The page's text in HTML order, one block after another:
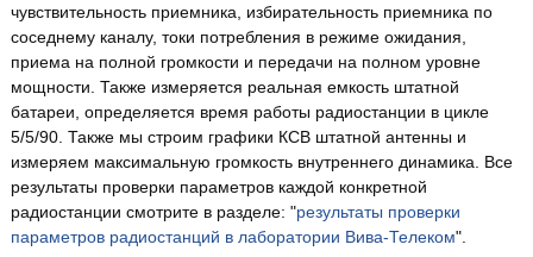
чувствительность приемника, избирательность приемника по
соседнему каналу, токи потребления в режиме ожидания,
приема на полной громкости и передачи на полном уровне
мощности. Также измеряется реальная емкость штатной
батареи, определяется время работы радиостанции в цикле
5/5/90. Также мы строим графики КСВ штатной антенны и
измеряем максимальную громкость внутреннего динамика. Все
результаты проверки параметров каждой конкретной
радиостанции смотрите в разделе: "результаты проверки
параметров радиостанций в лаборатории Вива-Телеком".